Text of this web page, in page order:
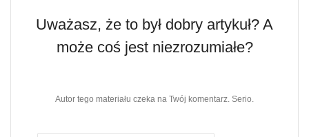
Uważasz, że to był dobry artykuł? A
może coś jest niezrozumiałe?
Autor tego materiału czeka na Twój komentarz. Serio.